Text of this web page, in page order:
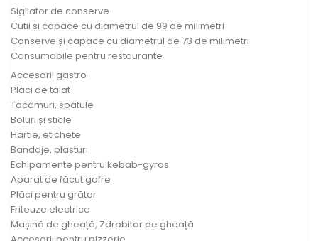
Sigilator de conserve
Cutii și capace cu diametrul de 99 de milimetri
Conserve și capace cu diametrul de 73 de milimetri
Consumabile pentru restaurante
Accesorii gastro
Plăci de tăiat
Tacâmuri, spatule
Boluri și sticle
Hârtie, etichete
Bandaje, plasturi
Echipamente pentru kebab-gyros
Aparat de făcut gofre
Plăci pentru grătar
Friteuze electrice
Mașină de gheață, Zdrobitor de gheață